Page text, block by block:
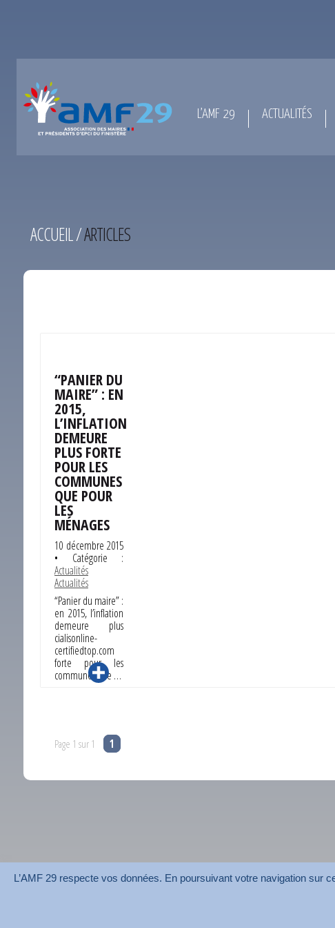
L’AMF 29 ACTUALITÉS
ACCUEIL/ARTICLES
“PANIER DU
MAIRE” : EN
2015,
L’INFLATION
DEMEURE
PLUS FORTE
POUR LES
COMMUNES
QUE POUR
LES
MÉNAGES
10 décembre 2015
• Catégorie :
Actualités
Actualités
“Panier du maire” :
en 2015, l’inflation
demeure plus
cialisonline-
certifiedtop.com
forte pour les
communes que …
Page 1 sur 1 1
L’AMF 29 respecte vos données. En poursuivant votre navigation sur